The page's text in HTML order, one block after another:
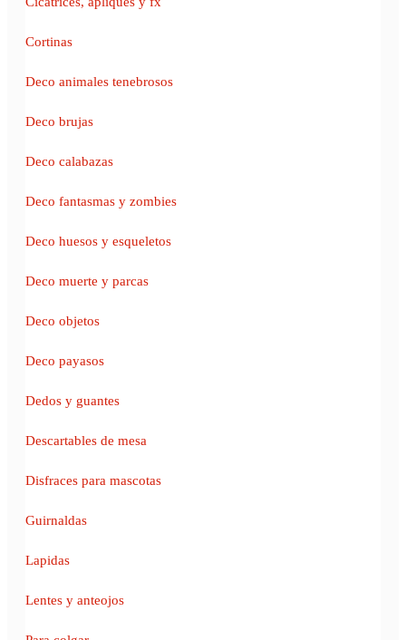
Cortinas
Deco animales tenebrosos
Deco brujas
Deco calabazas
Deco fantasmas y zombies
Deco huesos y esqueletos
Deco muerte y parcas
Deco objetos
Deco payasos
Dedos y guantes
Descartables de mesa
Disfraces para mascotas
Guirnaldas
Lapidas
Lentes y anteojos